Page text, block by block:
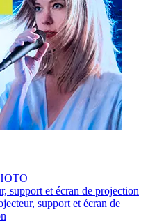
support et écran de projection
support et écran de